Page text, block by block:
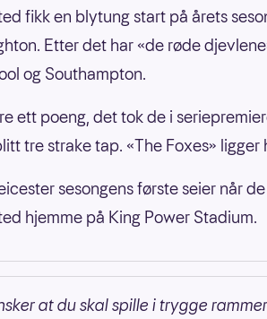
fikk en blytung start på årets
Etter det har «de røde
og Southampton.
ett poeng, det tok de i
tre strake tap. «The Foxes» ligger
sesongens første seier når
hjemme på King Power Stadium.
at du skal spille i trygge